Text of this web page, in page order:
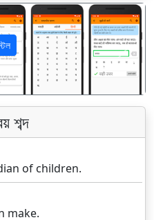
अगला
শব্দ
of children.
make.